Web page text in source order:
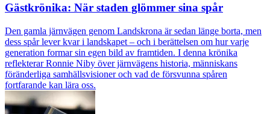
Gästkrönika: När staden glömmer sina spår
Den gamla järnvägen genom Landskrona är sedan länge borta, men
dess spår lever kvar i landskapet – och i berättelsen om hur varje
generation formar sin egen bild av framtiden. I denna krönika
reflekterar Ronnie Niby över järnvägens historia, människans
föränderliga samhällsvisioner och vad de försvunna spåren
fortfarande kan lära oss.